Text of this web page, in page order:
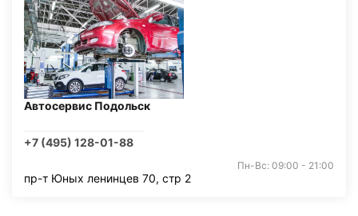
Автосервис Подольск
+7 (495) 128-01-88
Пн-Вс: 09:00 - 21:00
пр-т Юных ленинцев 70, стр 2